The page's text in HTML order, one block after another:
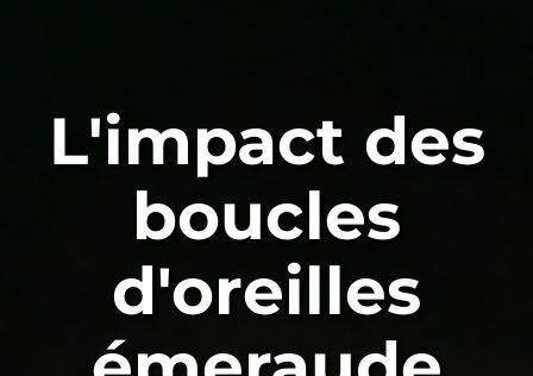
L'impact des
boucles
d'oreilles